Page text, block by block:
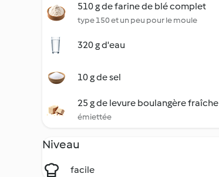
510 g de farine de blé complet
type 150 et un peu pour le moule
320 g d'eau
10 g de sel
25 g de levure boulangère fraîche
émiettée
Niveau
facile